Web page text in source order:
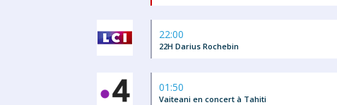
22:00
22H Darius Rochebin
01:50
Vaiteani en concert à Tahiti